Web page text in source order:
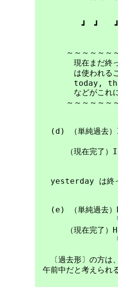
┛　┛　　┛　┛　
～～～～～～～～
現在まだ終ってい
は使われること
today, this
などがこれにあ
～～～～～～～～
(d) （単純過去
「私は昨日
（現在完了）I
「私は今日
yesterday は終っ
(e) （単純過去
「あなたは今
（現在完了）
「あなたは今
〔過去形〕の方は、
午前中だと考えられる